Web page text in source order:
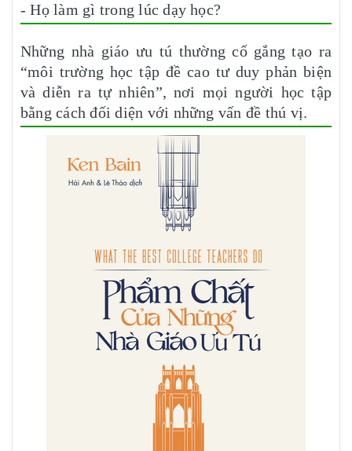
- Họ làm gì trong lúc dạy học?
Những nhà giáo ưu tú thường cố gắng tạo ra
“môi trường học tập đề cao tư duy phản biện
và diễn ra tự nhiên”, nơi mọi người học tập
bằng cách đối diện với những vấn đề thú vị.